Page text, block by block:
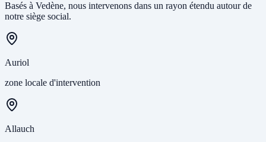
Basés à Vedène, nous intervenons dans un rayon étendu autour de
notre siège social.
Auriol
zone locale d'intervention
Allauch